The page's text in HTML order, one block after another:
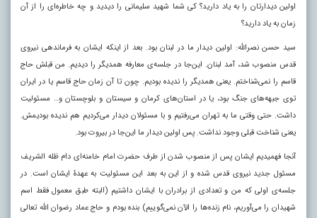
اولین دیدارتان را به یاد دارید؟ کی شما شهید سلیمانی را دیدید و چه خاطره‌ای را از آن
زمان به یاد دارید؟
سید حسن نصرالله: اولین دیدار ما در لبنان بود. بعد از اینکه ایشان به فرماندهی نیروی
قدس منصوب شد، آمد لبنان. این‌جا در جلسه‌ی معارفه همدیگر را دیدیم. من قبلش حاج
قاسم را نمی‌شناختم. یعنی همدیگر را ندیده بودیم. چون تا آن زمان حاج قاسم یا در ایران
توی جبهه‌های جنگ بود، یا در استان‌های کرمان و سیستان و بلوچستان و… مسئولیت
داشت. حتی وقتی ما به تهران می‌رفتیم و با مسئولان دیدار می‌کردیم هم ندیده بودیمش.
یعنی شناخت قبلی وجود نداشت. پس اولین دیدار ما این‌جا در بیروت بود.
آنجا فهمیدیم ایشان پس از منصوب شدن از طرف حضرت امام خامنه‌ای دام ظله الشریف
مسئول جدید نیروی قدس شده و از این به بعد این مسئولیت به عهدۀ ایشان است. در
جلسه‌ی اولی که من و تعدادی از برادران با ایشان داشتیم (البته طبق معمول فقط اسم
شهیدان را می‌آوریم، نام زنده‌ها را الآن نمی‌گوییم) بنده بودم و حاج عماد رضوان الله تعالی